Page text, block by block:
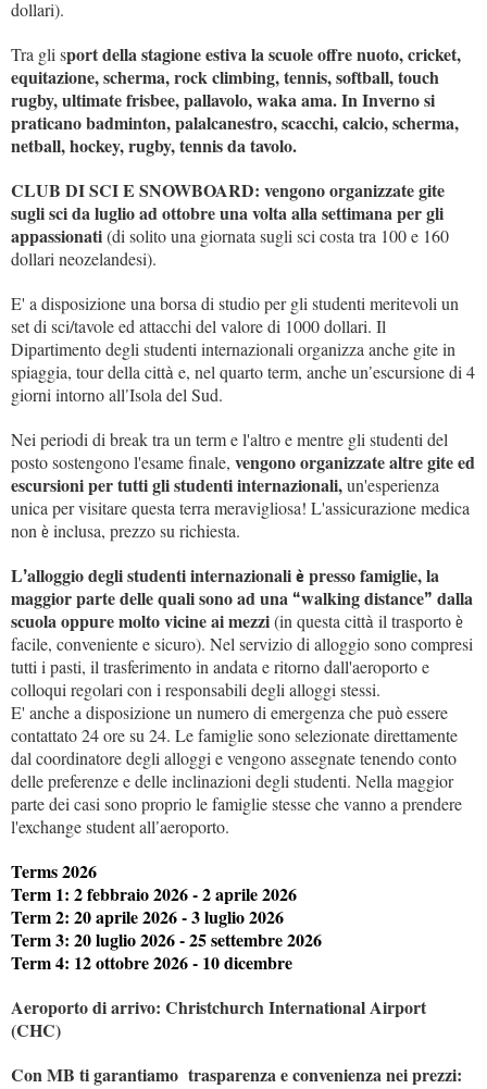
dollari).
Tra gli sport della stagione estiva la scuole offre nuoto, cricket,
equitazione, scherma, rock climbing, tennis, softball, touch
rugby, ultimate frisbee, pallavolo, waka ama. In Inverno si
praticano badminton, palalcanestro, scacchi, calcio, scherma,
netball, hockey, rugby, tennis da tavolo.
CLUB DI SCI E SNOWBOARD: vengono organizzate gite
sugli sci da luglio ad ottobre una volta alla settimana per gli
appassionati(di solito una giornata sugli sci costa tra 100 e 160
dollari neozelandesi).
E' a disposizione una borsa di studio per gli studenti meritevoli un
set di sci/tavole ed attacchi del valore di 1000 dollari. Il
Dipartimento degli studenti internazionali organizza anche gite in
spiaggia, tour della città e, nel quarto term, anche un’escursione di 4
giorni intorno all’Isola del Sud.
Nei periodi di break tra un term e l'altro e mentre gli studenti del
posto sostengono l'esame finale, vengono organizzate altre gite ed
escursioni per tutti gli studenti internazionali,un'esperienza
unica per visitare questa terra meravigliosa! L'assicurazione medica
non è inclusa, prezzo su richiesta.
L’alloggio degli studenti internazionali è presso famiglie, la
maggior parte delle quali sono ad una “walking distance” dalla
scuola oppure molto vicine ai mezzi(in questa città il trasporto è
facile, conveniente e sicuro). Nel servizio di alloggio sono compresi
tutti i pasti, il trasferimento in andata e ritorno dall'aeroporto e
colloqui regolari con i responsabili degli alloggi stessi.
E' anche a disposizione un numero di emergenza che può essere
contattato 24 ore su 24. Le famiglie sono selezionate direttamente
dal coordinatore degli alloggi e vengono assegnate tenendo conto
delle preferenze e delle inclinazioni degli studenti. Nella maggior
parte dei casi sono proprio le famiglie stesse che vanno a prendere
l'exchange student all’aeroporto.
Terms 2026
Term 1: 2 febbraio 2026 - 2 aprile 2026
Term 2: 20 aprile 2026 - 3 luglio 2026
Term 3: 20 luglio 2026 - 25 settembre 2026
Term 4: 12 ottobre 2026 - 10 dicembre
Aeroporto di arrivo: Christchurch International Airport
(CHC)
Con MB ti garantiamo trasparenza e convenienza nei prezzi: